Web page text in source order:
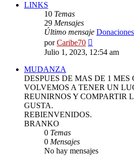
LINKS
10 Temas
29 Mensajes
Último mensaje
porCaribe70
último
Julio 1, 2023, 12:54 am
MUDANZA
DESPUES DE MAS DE 1 MES
VOLVEMOS A TENER UN
REUNIRNOS Y COMPARTIR
GUSTA.
REBIENVENIDOS.
BRANKO
0 Temas
0 Mensajes
No hay mensajes